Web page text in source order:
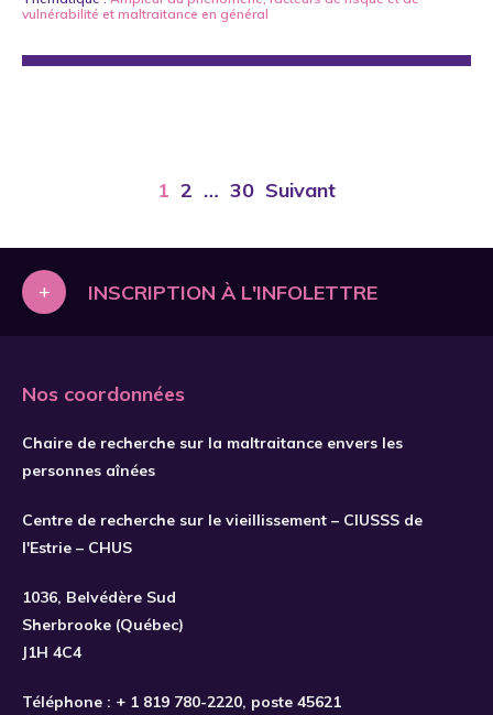
vulnérabilité et maltraitance en général
1 2 … 30 Suivant
+ INSCRIPTION À L'INFOLETTRE
Nos coordonnées
Chaire de recherche sur la maltraitance envers les
personnes aînées
Centre de recherche sur le vieillissement – CIUSSS de
l'Estrie – CHUS
1036, Belvédère Sud
Sherbrooke (Québec)
J1H 4C4
Téléphone : + 1 819 780-2220, poste 45621